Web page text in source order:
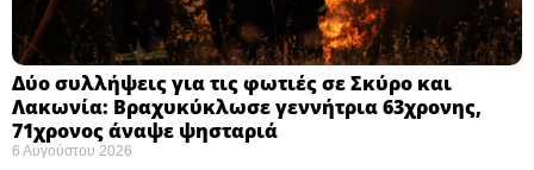
Δύο συλλήψεις για τις φωτιές σε Σκύρο και
Λακωνία: Βραχυκύκλωσε γεννήτρια 63χρονης,
71χρονος άναψε ψησταριά
6 Αυγούστου 2026